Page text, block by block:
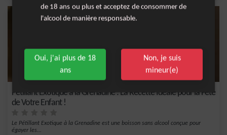
Pétillant Exotique à la Grenadine : La Recette Idéale pour la Fête
de Votre Enfant !
Le Pétillant Exotique à la Grenadine est une boisson sans alcool conçue pour
égayer les...
de 18 ans ou plus et acceptez de consommer de
l'alcool de manière responsable.
Oui, j'ai plus de 18
ans
Non, je suis
mineur(e)